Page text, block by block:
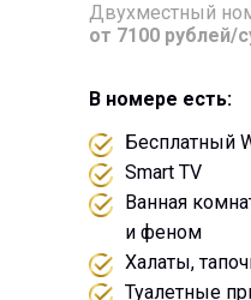
Бесплатный
Smart TV
Ванная
и феном
Халаты,
Туалетные
Двухместный
от 7100 рублей/
В номере есть: